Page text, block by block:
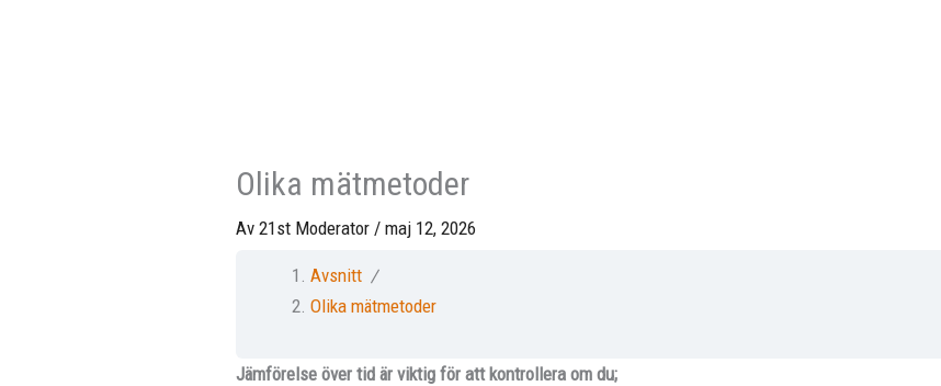
Olika mätmetoder
Av21st Moderator /maj 12, 2026
Avsnitt
Olika mätmetoder
Jämförelse över tid är viktig för att kontrollera om du;